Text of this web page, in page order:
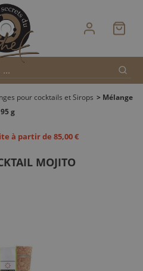
pour cocktails et Sirops > Mélange
g
à partir de 85,00 €
MOJITO